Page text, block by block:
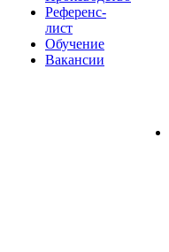
Референс-
лист
Обучение
Вакансии